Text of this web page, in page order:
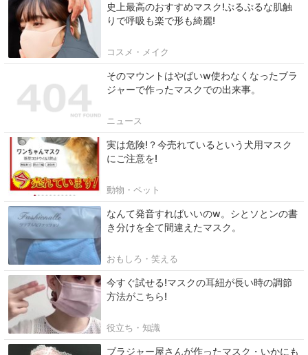
史上最高のおすすめマスク!ぷるぷるな肌触
りで呼吸も楽で形も綺麗!
コスメ・メイク
そのマウントはやばいw使わなくなったブラ
ジャーで作ったマスクでの出来事。
ニュース
実は危険!？今売れているという犬用マスク
にご注意を!
動物・ペット
なんて発音すればいいのw。シとソとンの書
き分けを全て間違えたマスク。
おもしろ・笑える
今すぐ試せる!マスクの耳紐が長い時の調節
方法がこちら!
役立ち・知識
ブラジャー屋さんが作ったマスク・いかにも